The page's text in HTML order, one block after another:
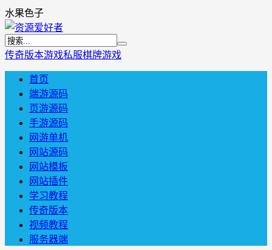
水果色子
传奇版本游戏私服棋牌游戏
首页
端游源码
页游源码
手游源码
网游单机
网站源码
网站模板
网站插件
学习教程
传奇版本
视频教程
服务器端